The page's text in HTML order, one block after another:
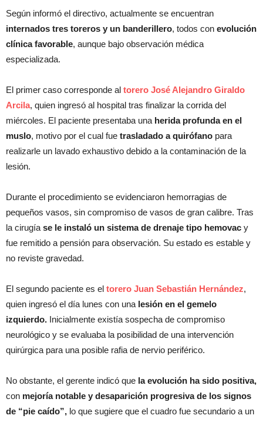
Según informó el directivo, actualmente se encuentran
internados tres toreros y un banderillero, todos con evolución
clínica favorable, aunque bajo observación médica
especializada.
El primer caso corresponde al torero José Alejandro Giraldo
Arcila, quien ingresó al hospital tras finalizar la corrida del
miércoles. El paciente presentaba una herida profunda en el
muslo, motivo por el cual fue trasladado a quirófano para
realizarle un lavado exhaustivo debido a la contaminación de la
lesión.
Durante el procedimiento se evidenciaron hemorragias de
pequeños vasos, sin compromiso de vasos de gran calibre. Tras
la cirugía se le instaló un sistema de drenaje tipo hemovac y
fue remitido a pensión para observación. Su estado es estable y
no reviste gravedad.
El segundo paciente es el torero Juan Sebastián Hernández,
quien ingresó el día lunes con una lesión en el gemelo
izquierdo. Inicialmente existía sospecha de compromiso
neurológico y se evaluaba la posibilidad de una intervención
quirúrgica para una posible rafia de nervio periférico.
No obstante, el gerente indicó que la evolución ha sido positiva,
con mejoría notable y desaparición progresiva de los signos
de “pie caído”, lo que sugiere que el cuadro fue secundario a un